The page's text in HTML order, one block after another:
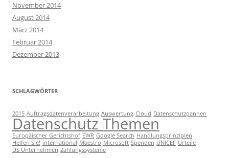
November 2014
August 2014
März 2014
Februar 2014
Dezember 2013
SCHLAGWÖRTER
2015 Auftragsdatenverarbeitung Auswertung Cloud Datenschutzpannen
Datenschutz Themen
Europäischer Gerichtshof EWR Google Search Handlungsprinzipien
Helfen Sie! international Maestro Microsoft Spenden UNICEF Urteile
US Unternehmen Zahlungssysteme